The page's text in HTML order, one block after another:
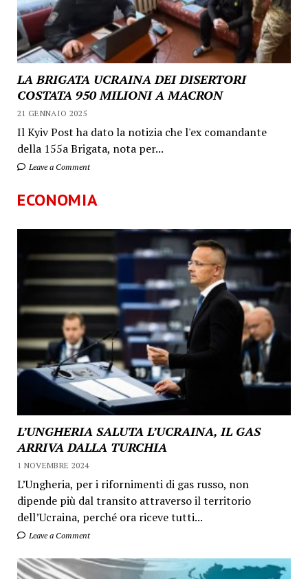
LA BRIGATA UCRAINA DEI DISERTORI
COSTATA 950 MILIONI A MACRON
21 GENNAIO 2025
Il Kyiv Post ha dato la notizia che l'ex comandante
della 155a Brigata, nota per...
Leave a Comment
ECONOMIA
L’UNGHERIA SALUTA L’UCRAINA, IL GAS
ARRIVA DALLA TURCHIA
1 NOVEMBRE 2024
L’Ungheria, per i rifornimenti di gas russo, non
dipende più dal transito attraverso il territorio
dell’Ucraina, perché ora riceve tutti...
Leave a Comment